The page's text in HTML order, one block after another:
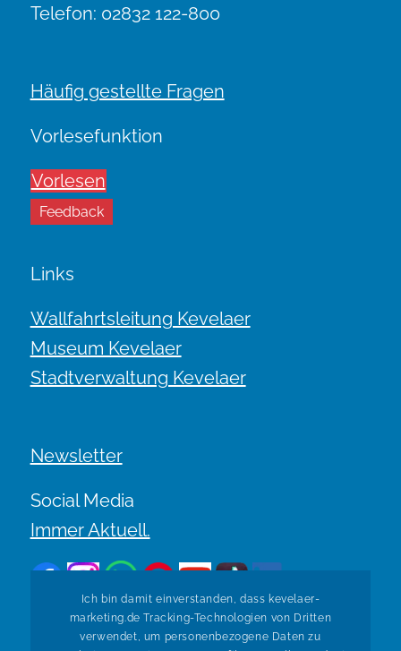
Telefon: 02832 122-800
Häufig gestellte Fragen
Vorlesefunktion
Vorlesen
Feedback
Links
Wallfahrtsleitung Kevelaer
Museum Kevelaer
Stadtverwaltung Kevelaer
Newsletter
Social Media
Immer Aktuell.
Ich bin damit einverstanden, dass kevelaer-
marketing.de Tracking-Technologien von Dritten
verwendet, um personenbezogene Daten zu